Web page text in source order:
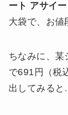
ート アサイ
大袋で、お値
ちなみに、某
で691円（税
出してみる